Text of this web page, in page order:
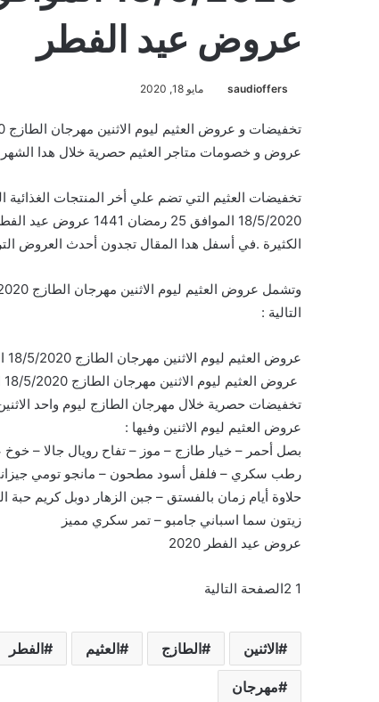
عروض عيد الفطر
saudioffers مايو 18, 2020
عروض و خصومات متاجر العثيم حصرية خلال هدا
تخفيضات العثيم التي تضم علي أخر المنتجات
18/5/2020 الموافق
الكثيرة .في أسفل هدا المقال تجدون أحدث العروض
التالية :
عروض العثيم ليوم الاثنين مهرجان الطازج 18/5/2020 الموافق 25 رمضان 1441 عروض عيد الفطر
تخفيضات حصرية خلال مهرجان الطازج ليوم واحد
عروض العثيم ليوم الاثنين وفيها :
بصل أحمر – خيار طازج – موز – تفاح رويال جالا –
رطب سكري – فلفل أسود مطحون – مانجو تومي
حلاوة أيام زمان بالفستق – جبن الزهار دوبل كريم
زيتون سما اسباني جامبو – تمر سكري مميز
عروض عيد الفطر 2020
1 2الصفحة التالية
الاثنين الطازج العثيم الفطر
مهرجان